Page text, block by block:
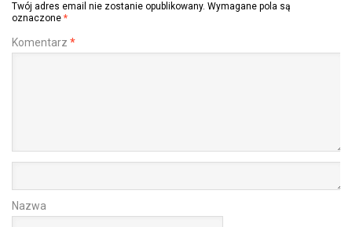
Twój adres email nie zostanie opublikowany. Wymagane pola są
oznaczone *
Komentarz *
Nazwa